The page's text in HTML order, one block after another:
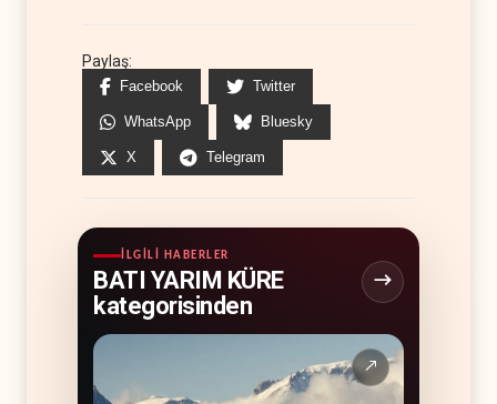
Paylaş:
Facebook Twitter
WhatsApp Bluesky
X Telegram
İLGILI HABERLER
BATI YARIM KÜRE
kategorisinden
↗